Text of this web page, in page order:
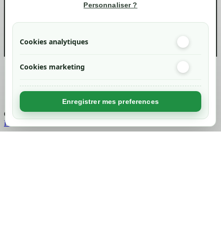
Personnaliser ?
Cookies analytiques
Cookies marketing
Enregistrer mes preferences
info@green-tech-shop.com
Created byNageoconcept
Chargement...
Retour en haut